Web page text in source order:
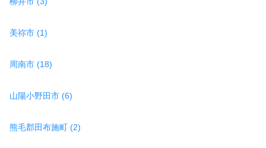
美祢市 (1)
周南市 (18)
山陽小野田市 (6)
熊毛郡田布施町 (2)